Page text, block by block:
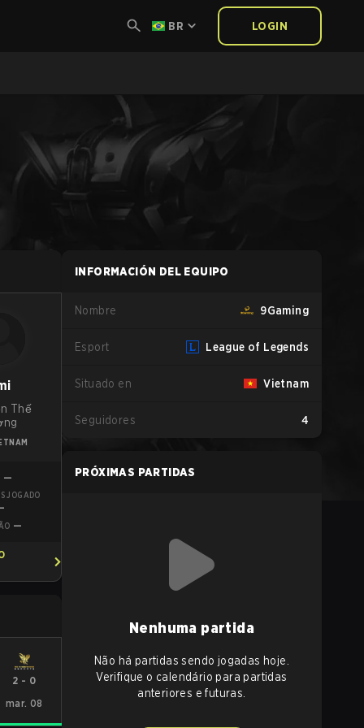
BR LOGIN
Thế
—
JOGADO
—
2 - 0
mar. 08
INFORMACIÓN DEL EQUIPO
Nombre 9Gaming
Esport League of Legends
Situado en Vietnam
Seguidores 4
PRÓXIMAS PARTIDAS
Nenhuma partida
Não há partidas sendo jogadas hoje.
Verifique o calendário para partidas
anteriores e futuras.